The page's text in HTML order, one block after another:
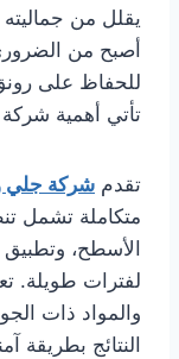
يقلل من
أصبح من
للحفاظ على
تأتي أهمية
تقدم شركة جلي
متكاملة تشمل
الأسطح،
لفترات طويلة.
والمواد ذات
النتائج بطريقة